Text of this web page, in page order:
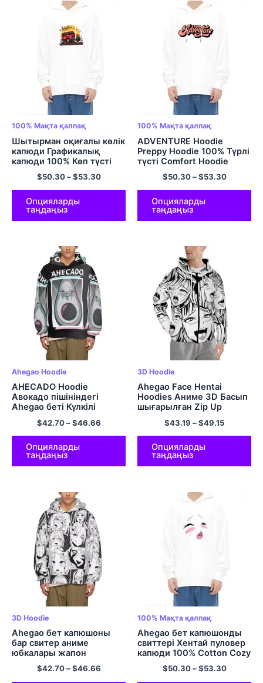
100% Мақта қалпақ
Шытырман оқиғалы көлік
капюди Графикалық
капюди 100% Көп түсті
мақта-мата капюди
$50.30–$53.30
Опцияларды
таңдаңыз
100% Мақта қалпақ
ADVENTURE Hoodie
Preppy Hoodie 100% Түрлі
түсті Comfort Hoodie
$50.30–$53.30
Опцияларды
таңдаңыз
Ahegao Hoodie
AHECADO Hoodie
Авокадо пішініндегі
Ahegao беті Күлкілі
хентай капюшонды
свиттері
$42.70–$46.66
Опцияларды
таңдаңыз
3D Hoodie
Ahegao Face Hentai
Hoodies Аниме 3D Басып
шығарылған Zip Up
Hoodies Полиэфир
капюшонды жемпір
$43.19 –$49.15
Опцияларды
таңдаңыз
3D Hoodie
Ahegao бет капюшоны
бар свитер аниме
юбкалары жапон
юбкалары ерлер мен
әйелдерге арналған
$42.70–$46.66
100% Мақта қалпақ
Ahegao бет капюшонды
свиттері Хентай пуловер
капюди 100% Cotton Cozy
Comfy Hoodie Түрлі түсті
$50.30–$53.30